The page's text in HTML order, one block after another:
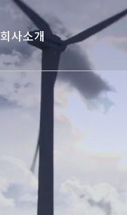
회사소개
회사소개